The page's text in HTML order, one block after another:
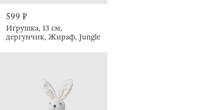
599 ₽
Игрушка, 13 см,
дергунчик, Жираф, Jungle